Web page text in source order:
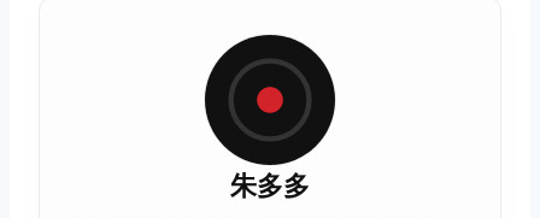
朱多多